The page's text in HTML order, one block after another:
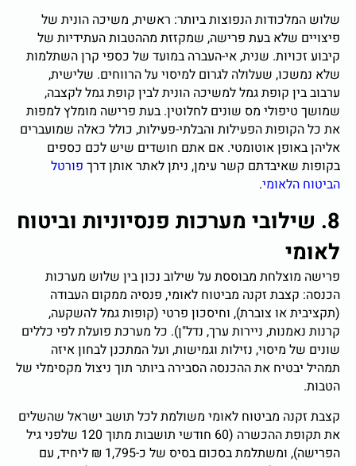
שלוש המלכודות הנפוצות ביותר: ראשית, משיכה הונית של
פיצויים שלא בעת פרישה, שמקזזת מההטבות העתידיות של
קיבוע זכויות. שנית, אי-העברה במועד של כספי קרן השתלמות
שלא נמשכו, שעלולה לגרום למיסוי על הרווחים. שלישית,
ערבוב בין קופת גמל למשיכה הונית לבין קופת גמל לקצבה,
שמושך טיפולי מס שונים לחלוטין. בעת פרישה מומלץ למפות
את כל הקופות הפעילות והבלתי-פעילות, כולל כאלה שמועברים
אליהן באופן אוטומטי. אם אתם חושדים שיש לכם כספים
בקופות שאיבדתם קשר עימן, ניתן לאתר אותן דרך פורטל
הביטוח הלאומי.
8. שילובי מערכות פנסיוניות וביטוח
לאומי
פרישה מוצלחת מבוססת על שילוב נכון בין שלוש מערכות
הכנסה: קצבת זקנה מביטוח לאומי, פנסיה ממקום העבודה
(תקציבית או צוברת), וחיסכון פרטי (קופות גמל להשקעה,
קרנות נאמנות, ניירות ערך, נדל"ן). כל מערכת פועלת לפי כללים
שונים של מיסוי, נזילות וגמישות, ועל המתכנן לבחון איזה
תמהיל יבטיח את ההכנסה הסבירה ביותר תוך ניצול מקסימלי של
הטבות.
קצבת זקנה מביטוח לאומי משולמת לכל תושב ישראל שהשלים
את תקופת ההכשרה (60 חודשי תושבות מתוך 120 שלפני גיל
הפרישה), ומשתלמת בסכום בסיס של כ-1,795 ₪ ליחיד, עם